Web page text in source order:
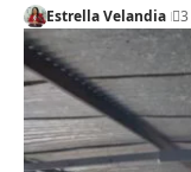
Estrella Velandia